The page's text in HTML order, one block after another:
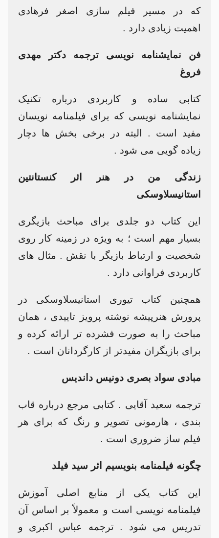
که در مسیر فیلم سازی اصغر فرهادی
اهمیت زیادی دارد .
فن نمایشنامه نویسی ترجمه دکتر مهدی
فروغ
کتابی ساده و کاربردی درباره تکنیک
نمایشنامه نویسی که برای فیلمنامه نویسان
مفید است . البته در برخی بخش ها دچار
زیاده گویی می شود .
زندگی من در هنر اثر کنستانتین
استانیسلاوسکی
این کتاب دو جلدی برای مباحث بازیگری
بسیار مهم است ؛ به ویژه در زمینه کار روی
شخصیت و ارتباط بازیگر با نقش . مثال های
کاربردی فراوانی دارد .
همچنین کتاب تیوری استانیسلاوسکی در
پرورش هنرپیشه نوشته پرویز تاییدی ، همان
مباحث را به صورت فشرده تر ارائه کرده و
برای بازیگران مفیدتر از کارگردانان است .
مبادی سواد بصری دونیس داندیس
ترجمه سعید آقایی . کتابی مرجع درباره قاب
بندی ، هارمونی تصویر و رنگ که برای هر
فیلم ساز ضروری است .
چگونه فیلمنامه بنویسیم اثر سید فیلد
این کتاب یکی از منابع اصلی آموزش
فیلمنامه نویسی است و معمولاً بر اساس آن
تدریس می شود . ترجمه عباس اکبری و